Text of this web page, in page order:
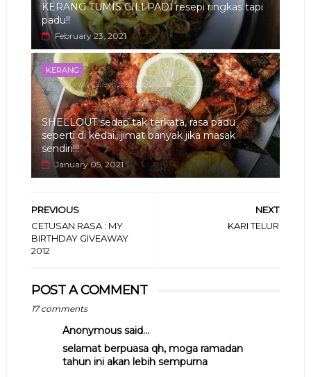
KERANG TUMIS CILI PADI resepi ringkas tapi
padu!!
February 23, 2021
KERANG
SHELLOUT sedap tak terkata, rasa padu
seperti di kedai...jimat banyak jika masak
sendiri!!!
January 05, 2021
NEXT
KARI TELUR
PREVIOUS
CETUSAN RASA : MY
BIRTHDAY GIVEAWAY
2012
POST A COMMENT
17 comments
Anonymous said...
selamat berpuasa qh, moga ramadan
tahun ini akan lebih sempurna